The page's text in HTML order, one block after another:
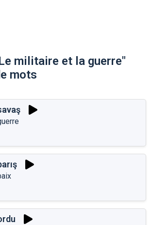
militaire et la guerre"
mots